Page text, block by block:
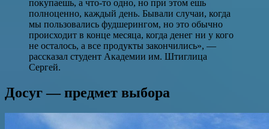
покупаешь, а что-то одно, но при этом ешь
полноценно, каждый день. Бывали случаи, когда
мы пользовались фудшерингом, но это обычно
происходит в конце месяца, когда денег ни у кого
не осталось, а все продукты закончились», —
рассказал студент Академии им. Штиглица
Сергей.
Досуг — предмет выбора